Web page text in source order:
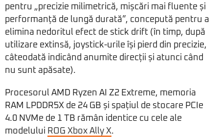
pentru „precizie milimetrică, mișcări mai fluente și
performanță de lungă durată”, concepută pentru a
elimina nedoritul efect de stick drift (în timp, după
utilizare extinsă, joystick-urile își pierd din precizie,
câteodată indicând anumite direcții și atunci când
nu sunt apăsate).
Procesorul AMD Ryzen AI Z2 Extreme, memoria
RAM LPDDR5X de 24 GB și spațiul de stocare PCIe
4.0 NVMe de 1 TB rămân identice cu cele ale
modelului ROG Xbox Ally X.